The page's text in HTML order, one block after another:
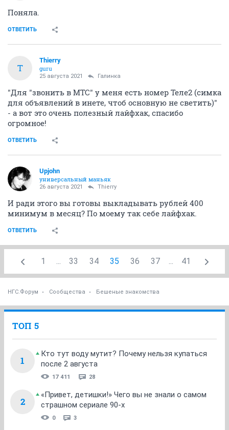
Поняла.
ОТВЕТИТЬ
T
Thierry
guru
25 августа 2021 Галинка
"Для "звонить в МТС" у меня есть номер Теле2 (симка
для объявлений в инете, чтоб основную не светить)"
- а вот это очень полезный лайфхак, спасибо
огромное!
ОТВЕТИТЬ
Upjohn
универсальный маньяк
26 августа 2021 Thierry
И ради этого вы готовы выкладывать рублей 400
минимум в месяц? По моему так себе лайфхак.
ОТВЕТИТЬ
1 ... 33 34 35 36 37 ... 41
НГС.Форум Сообщества Бешеные знакомства
ТОП 5
1
Кто тут воду мутит? Почему нельзя купаться
после 2 августа
17 411 28
2
«Привет, детишки!» Чего вы не знали о самом
страшном сериале 90-х
0 3